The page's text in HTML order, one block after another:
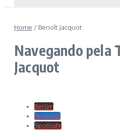
Home / Benoît Jacquot
Navegando pela
Jacquot
Berlim
Festivais
Spotlight